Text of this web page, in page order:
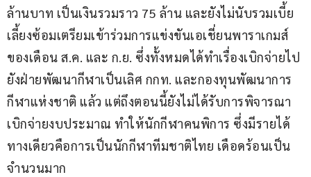
ล้านบาท เป็นเงินรวมราว 75 ล้าน และยังไม่นับรวมเบี้ย
เลี้ยงซ้อมเตรียมเข้าร่วมการแข่งขันเอเชี่ยนพาราเกมส์
ของเดือน ส.ค. และ ก.ย. ซึ่งทั้งหมดได้ทำเรื่องเบิกจ่ายไป
ยังฝ่ายพัฒนากีฬาเป็นเลิศ กกท. และกองทุนพัฒนาการ
กีฬาแห่งชาติ แล้ว แต่ถึงตอนนี้ยังไม่ได้รับการพิจารณา
เบิกจ่ายงบประมาณ ทำให้นักกีฬาคนพิการ ซึ่งมีรายได้
ทางเดียวคือการเป็นนักกีฬาทีมชาติไทย เดือดร้อนเป็น
จำนวนมาก